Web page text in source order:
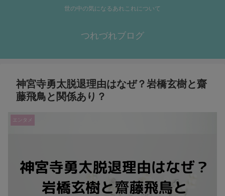
世の中の気になるあれこれについて
つれづれブログ
神宮寺勇太脱退理由はなぜ？岩橋玄樹と齋
藤飛鳥と関係あり？
エンタメ